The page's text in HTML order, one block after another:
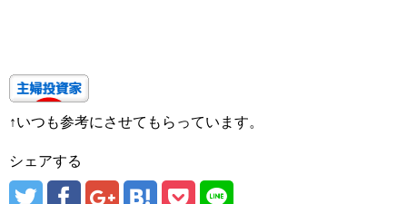
↑いつも参考にさせてもらっています。
シェアする